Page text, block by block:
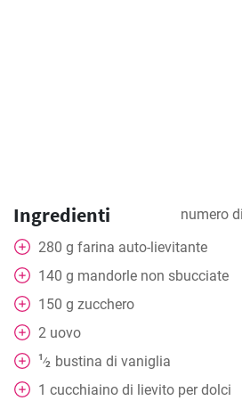
Ingredienti numero
280 g farina auto-lievitante
140 g mandorle non sbucciate
150 g zucchero
2 uovo
1⁄2
bustina di vaniglia
1 cucchiaino di lievito per dolci